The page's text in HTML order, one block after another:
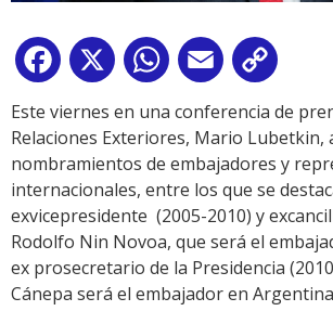
Facebook
X WhatsApp
Email
Link
Este viernes en una conferencia de
Relaciones Exteriores, Mario Lubetkin,
nombramientos de embajadores y
internacionales, entre los que se
exvicepresidente (2005-2010) y
Rodolfo Nin Novoa, que será el
ex prosecretario de la Presidencia
Cánepa será el embajador en